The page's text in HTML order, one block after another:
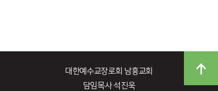
대한예수교장로회 남흥교회
담임목사 석진욱